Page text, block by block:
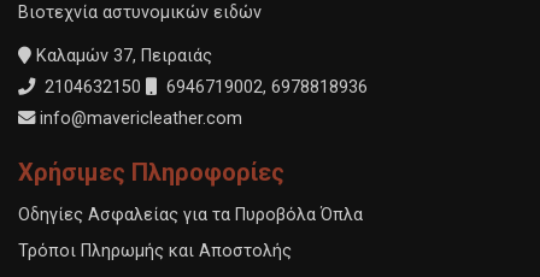
Βιοτεχνία αστυνομικών ειδών
Καλαμών 37, Πειραιάς
2104632150
6946719002, 6978818936
info@mavericleather.com
Χρήσιμες Πληροφορίες
Οδηγίες Ασφαλείας για τα Πυροβόλα Όπλα
Τρόποι Πληρωμής και Αποστολής